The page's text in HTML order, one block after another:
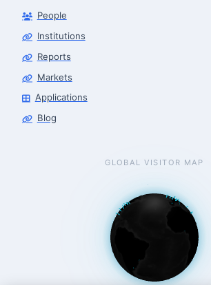
People
Institutions
Reports
Markets
Applications
Blog
GLOBAL VISITOR MAP
Robotics Advisor